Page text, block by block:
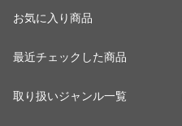
お気に入り商品
最近チェックした商品
取り扱いジャンル一覧